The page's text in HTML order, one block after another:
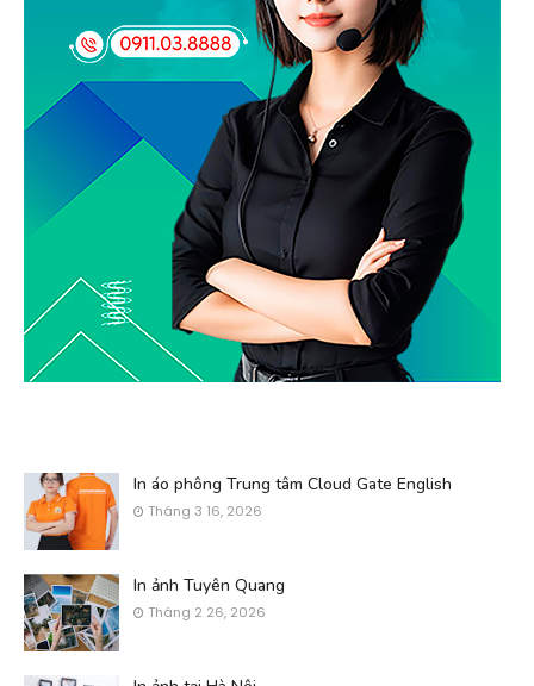
In áo phông Trung tâm Cloud Gate English
Tháng 3 16, 2026
In ảnh Tuyên Quang
Tháng 2 26, 2026